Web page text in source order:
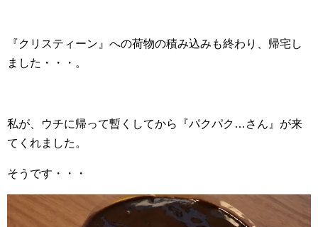
『クリスティーン』への荷物の積み込みも終わり、帰宅し
ました・・・。
私が、ウチに帰って暫くしてから『パクパク…さん』が来
てくれました。
そうです・・・